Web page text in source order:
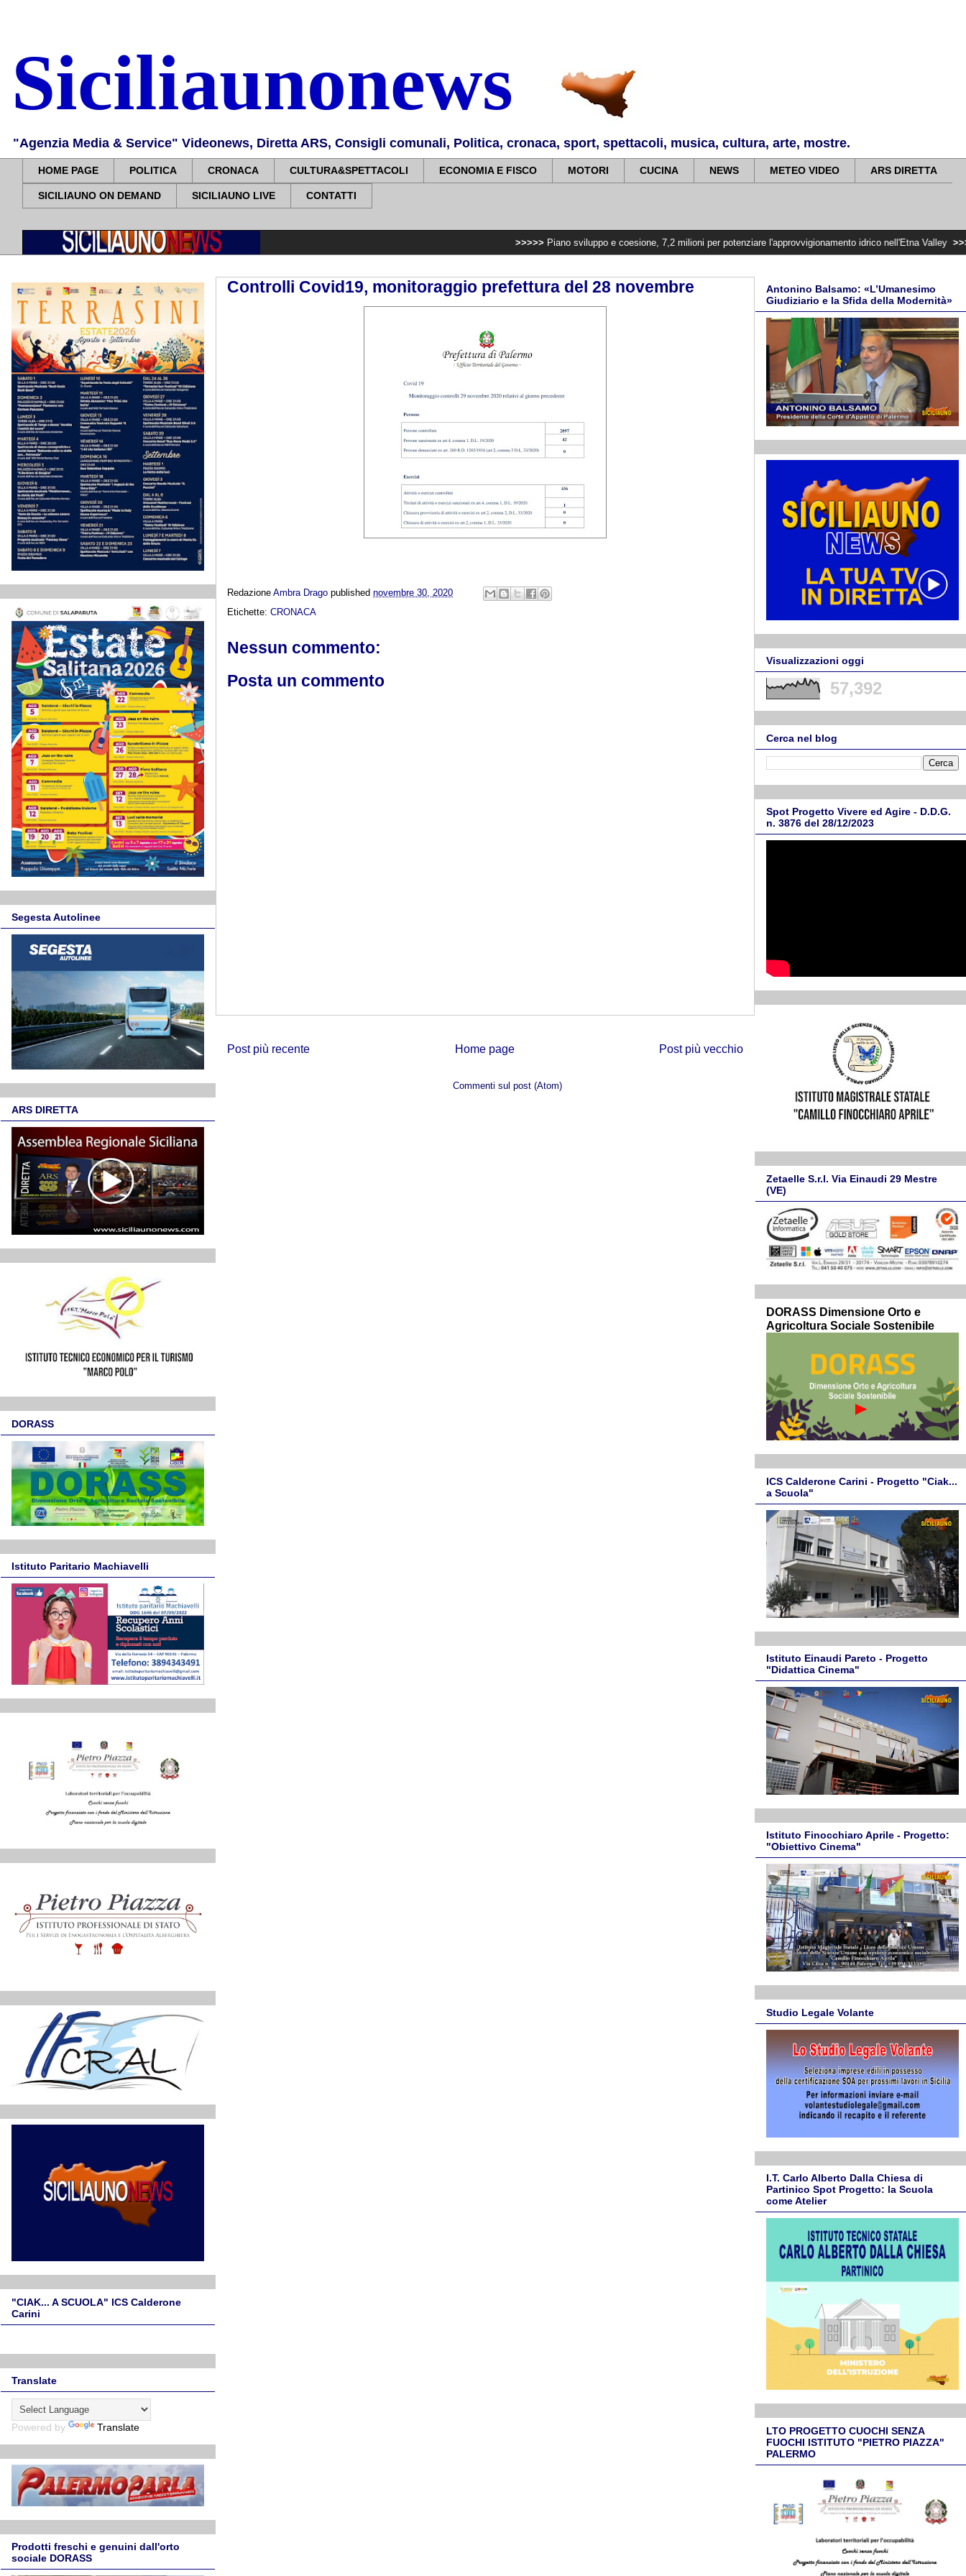
Siciliaunonews
"Agenzia Media & Service" Videonews, Diretta ARS, Consigli comunali, Politica, cronaca, sport, spettacoli, musica, cultura, arte, mostre.
HOME PAGE POLITICA CRONACA CULTURA&SPETTACOLI ECONOMIA E FISCO MOTORI CUCINA NEWS METEO VIDEO ARS DIRETTA
SICILIAUNO ON DEMAND SICILIAUNO LIVE CONTATTI
Piano sviluppo e coesione, 7,2 milioni per potenziare l'approvvigionamento idrico nell'Etna Valley >>>>> Violenza
Controlli Covid19, monitoraggio prefettura del 28 novembre
Redazione Ambra Drago published novembre 30, 2020
Etichette: CRONACA
Nessun commento:
Posta un commento
Post più recente Post più vecchio
Home page
Commenti sul post (Atom)
Segesta Autolinee
ARS DIRETTA
DORASS
Istituto Paritario Machiavelli
"CIAK... A SCUOLA" ICS Calderone
Carini
Translate
Powered by Translate
Prodotti freschi e genuini dall'orto
sociale DORASS
Antonino Balsamo: «L’Umanesimo
Giudiziario e la Sfida della Modernità»
Visualizzazioni oggi
57,392
Cerca nel blog
Spot Progetto Vivere ed Agire - D.D.G.
n. 3876 del 28/12/2023
Zetaelle S.r.l. Via Einaudi 29 Mestre
(VE)
DORASS Dimensione Orto e
Agricoltura Sociale Sostenibile
ICS Calderone Carini - Progetto "Ciak...
a Scuola"
Istituto Einaudi Pareto - Progetto
"Didattica Cinema"
Istituto Finocchiaro Aprile - Progetto:
"Obiettivo Cinema"
Studio Legale Volante
I.T. Carlo Alberto Dalla Chiesa di
Partinico Spot Progetto: la Scuola
come Atelier
LTO PROGETTO CUOCHI SENZA
FUOCHI ISTITUTO "PIETRO PIAZZA"
PALERMO